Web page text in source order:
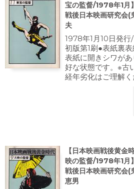
宝の監督/1978年1月
戦後日本映画研究会(
夫
1978年1月10日発
初版第1刷●表紙裏
表紙に開きシワが
好な状態です。※古
経年劣化はご理解く
【日本映画戦後黄金
映の監督/1978年1月
戦後日本映画研究会(
恵男